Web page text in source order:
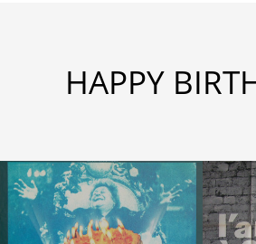
HAPPY